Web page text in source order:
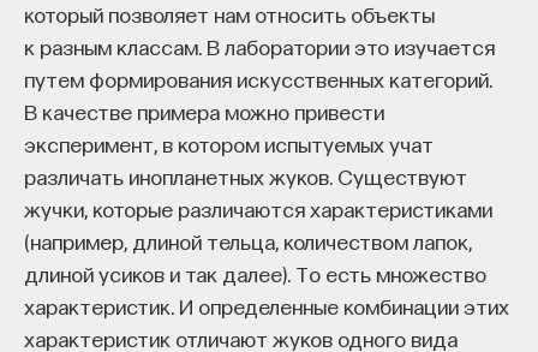
который позволяет нам относить объекты
к разным классам. В лаборатории это изучается
путем формирования искусственных категорий.
В качестве примера можно привести
эксперимент, в котором испытуемых учат
различать инопланетных жуков. Существуют
жучки, которые различаются характеристиками
(например, длиной тельца, количеством лапок,
длиной усиков и так далее). То есть множество
характеристик. И определенные комбинации этих
характеристик отличают жуков одного вида